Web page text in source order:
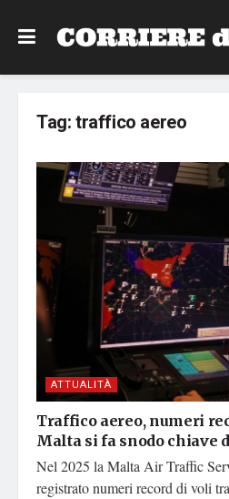
Tag:traffico aereo
ATTUALITÀ
Traffico aereo, numeri
Malta si fa snodo chiave
Nel 2025 la Malta Air Traffic
registrato numeri record di voli